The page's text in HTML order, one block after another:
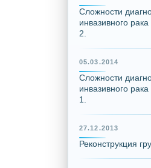
Сложности
инвазивного
2.
05.03.2014
Сложности
инвазивного
1.
27.12.2013
Реконструкция